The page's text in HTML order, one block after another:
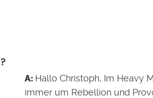
Hallo Christoph, Im Heavy
immer um Rebellion und